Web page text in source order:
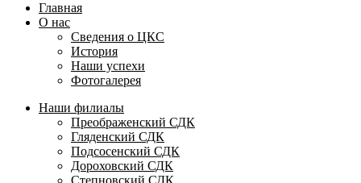
Главная
О нас
Сведения о ЦКС
История
Наши успехи
Фотогалерея
Наши филиалы
Преображенский СДК
Гляденский СДК
Подсосенский СДК
Дороховский СДК
Степновский СДК